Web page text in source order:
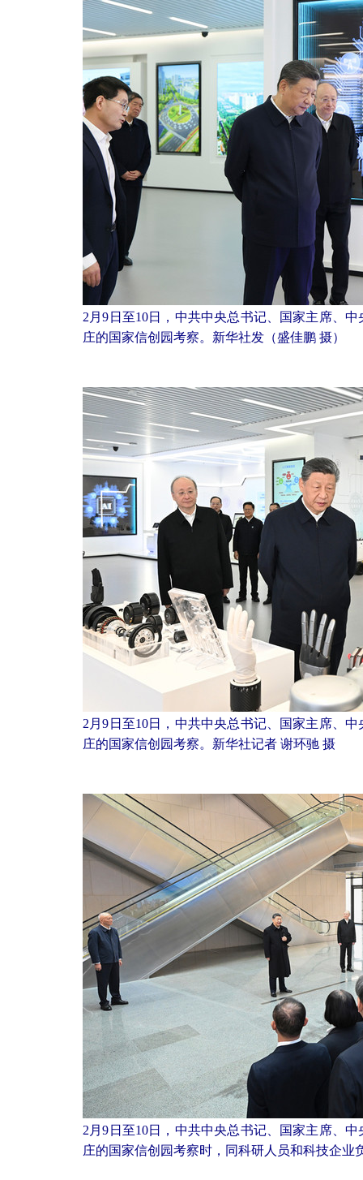
2月9日至10日，中共中央总书记、国家主席、
庄的国家信创园考察。新华社发（盛佳鹏 摄）
2月9日至10日，中共中央总书记、国家主席、
庄的国家信创园考察。新华社记者 谢环驰 摄
2月9日至10日，中共中央总书记、国家主席、
庄的国家信创园考察时，同科研人员和科技企业